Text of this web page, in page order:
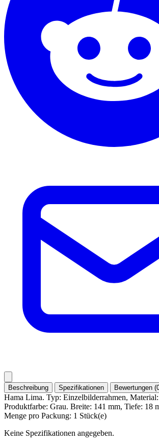
Beschreibung Spezifikationen Bewertungen
Hama Lima. Typ: Einzelbilderrahmen,
Produktfarbe: Grau. Breite: 141 mm, Tiefe: 18
Menge pro Packung: 1 Stück(e)
Keine Spezifikationen angegeben.